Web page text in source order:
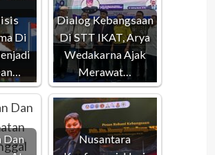
Di
Dialog Kebangsaan
Di STT IKAT, Arya
Wedakarna Ajak
Merawat…
Dan
Nusantara